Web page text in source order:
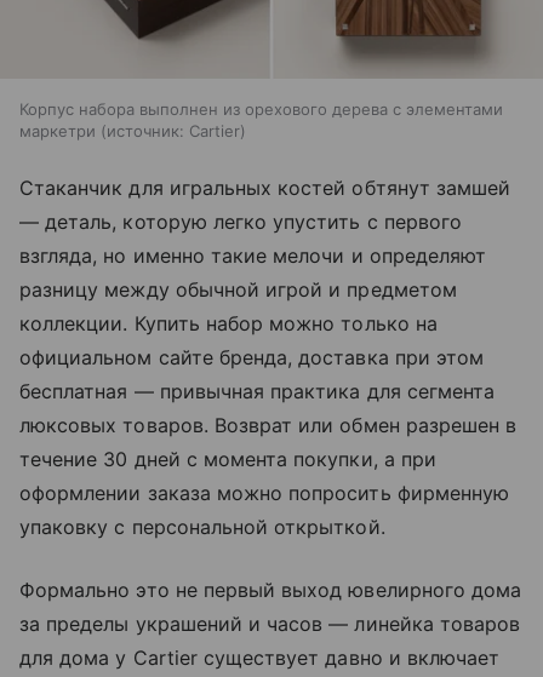
Корпус набора выполнен из орехового дерева с элементами
маркетри
источник: Cartier
Стаканчик для игральных костей обтянут замшей
— деталь, которую легко упустить с первого
взгляда, но именно такие мелочи и определяют
разницу между обычной игрой и предметом
коллекции. Купить набор можно только на
официальном сайте бренда, доставка при этом
бесплатная — привычная практика для сегмента
люксовых товаров. Возврат или обмен разрешен в
течение 30 дней с момента покупки, а при
оформлении заказа можно попросить фирменную
упаковку с персональной открыткой.
Формально это не первый выход ювелирного дома
за пределы украшений и часов — линейка товаров
для дома у Cartier существует давно и включает